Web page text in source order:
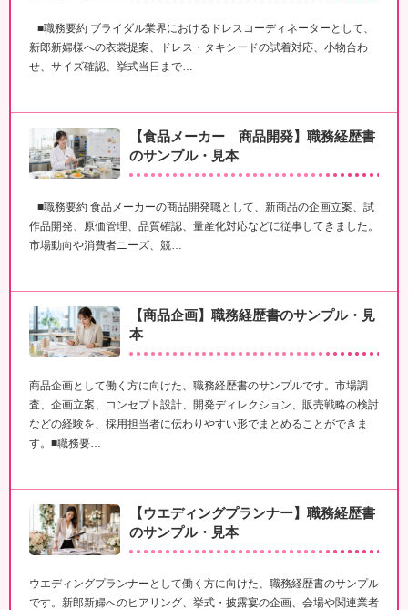
■職務要約 ブライダル業界におけるドレスコーディネーターとして、
新郎新婦様への衣裳提案、ドレス・タキシードの試着対応、小物合わ
せ、サイズ確認、挙式当日まで…
【食品メーカー 商品開発】職務経歴書
のサンプル・見本
■職務要約 食品メーカーの商品開発職として、新商品の企画立案、試
作品開発、原価管理、品質確認、量産化対応などに従事してきました。
市場動向や消費者ニーズ、競…
【商品企画】職務経歴書のサンプル・見
本
商品企画として働く方に向けた、職務経歴書のサンプルです。市場調
査、企画立案、コンセプト設計、開発ディレクション、販売戦略の検討
などの経験を、採用担当者に伝わりやすい形でまとめることができま
す。■職務要…
【ウエディングプランナー】職務経歴書
のサンプル・見本
ウエディングプランナーとして働く方に向けた、職務経歴書のサンプル
です。新郎新婦へのヒアリング、挙式・披露宴の企画、会場や関連業者